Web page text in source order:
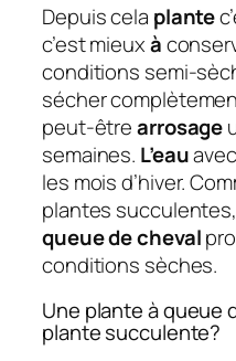
Depuis cela plante
c’est mieuxà
conditions semi-
sécher
peut-êtrearrosage
semaines. L’eau
les mois d’hiver.
plantes
queue de cheval
conditions sèches.
Une plante à queue
plante succulente?